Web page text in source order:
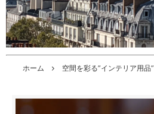
ホーム 空間を彩る”インテリア用品”